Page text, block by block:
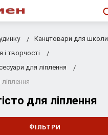
Канцтовари для школи
і творчості
для ліплення
для ліплення
ФІЛЬТРИ